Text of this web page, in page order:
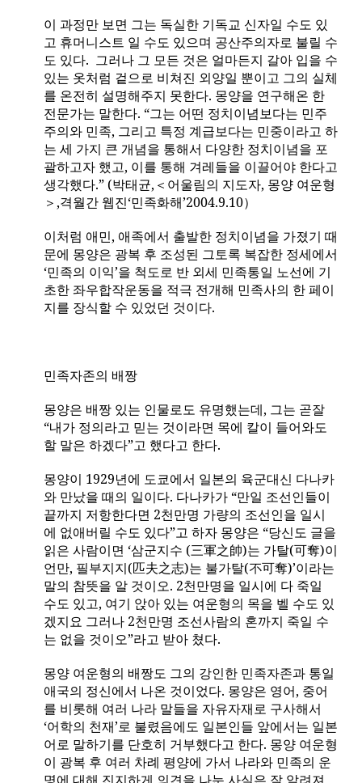
이 과정만 보면 그는 독실한 기독교 신자일 수도 있
고 휴머니스트 일 수도 있으며 공산주의자로 불릴 수
도 있다. 그러나 그 모든 것은 얼마든지 갈아 입을 수
있는 옷처럼 겉으로 비쳐진 외양일 뿐이고 그의 실체
를 온전히 설명해주지 못한다. 몽양을 연구해온 한
전문가는 말한다. “그는 어떤 정치이념보다는 민주
주의와 민족, 그리고 특정 계급보다는 민중이라고 하
는 세 가지 큰 개념을 통해서 다양한 정치이념을 포
괄하고자 했고, 이를 통해 겨레들을 이끌어야 한다고
생각했다.” (박태균, ＜어울림의 지도자, 몽양 여운형
＞ ,격월간 웹진‘민족화해’2004.9.10）
이처럼 애민, 애족에서 출발한 정치이념을 가졌기 때
문에 몽양은 광복 후 조성된 그토록 복잡한 정세에서
‘민족의 이익’을 척도로 반 외세 민족통일 노선에 기
초한 좌우합작운동을 적극 전개해 민족사의 한 페이
지를 장식할 수 있었던 것이다.
민족자존의 배짱
몽양은 배짱 있는 인물로도 유명했는데, 그는 곧잘
“내가 정의라고 믿는 것이라면 목에 칼이 들어와도
할 말은 하겠다”고 했다고 한다.
몽양이 1929년에 도쿄에서 일본의 육군대신 다나카
와 만났을 때의 일이다. 다나카가 “만일 조선인들이
끝까지 저항한다면 2천만명 가량의 조선인을 일시
에 없애버릴 수도 있다”고 하자 몽양은 “당신도 글을
읽은 사람이면 ‘삼군지수 (三軍之帥)는 가탈(可奪)이
언만, 필부지지(匹夫之志)는 불가탈(不可奪)’이라는
말의 참뜻을 알 것이오. 2천만명을 일시에 다 죽일
수도 있고, 여기 앉아 있는 여운형의 목을 벨 수도 있
겠지요 그러나 2천만명 조선사람의 혼까지 죽일 수
는 없을 것이오”라고 받아 쳤다.
몽양 여운형의 배짱도 그의 강인한 민족자존과 통일
애국의 정신에서 나온 것이었다. 몽양은 영어, 중어
를 비롯해 여러 나라 말들을 자유자재로 구사해서
‘어학의 천재’로 불렸음에도 일본인들 앞에서는 일본
어로 말하기를 단호히 거부했다고 한다. 몽양 여운형
이 광복 후 여러 차례 평양에 가서 나라와 민족의 운